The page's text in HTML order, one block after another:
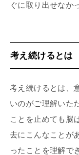
ぐに取り出せなか
考え続けるとは
考え続けるとは、
いのがご理解いた
ことを止めても脳
去にこんなことが
ったことを理解で